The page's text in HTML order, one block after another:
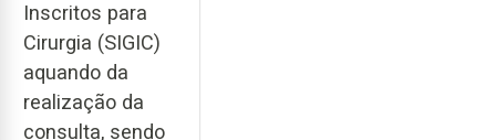
Inscritos para
Cirurgia (SIGIC)
aquando da
realização da
consulta, sendo